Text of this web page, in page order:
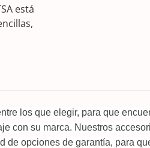
está
los que elegir, para que
con su marca. Nuestros
opciones de garantía, para